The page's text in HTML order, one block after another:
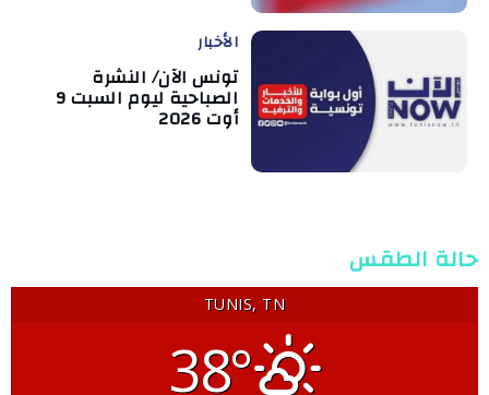
الأخبار
تونس الآن/ النشرة
الصباحية ليوم السبت 9
أوت 2026
حالة الطقس
TUNIS, TN
38°